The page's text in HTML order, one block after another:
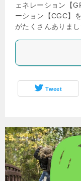
ェネレーション【
ーション【CGC】
がたくさんありま
Tweet